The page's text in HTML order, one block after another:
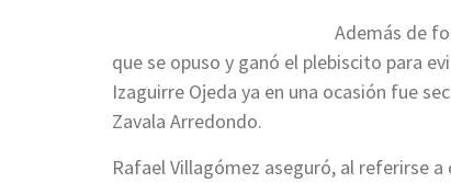
Además de
que se opuso y ganó el plebiscito para
Izaguirre Ojeda ya en una ocasión fue
Zavala Arredondo.
Rafael Villagómez aseguró, al referirse